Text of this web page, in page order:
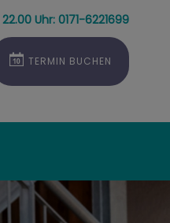
Uhr: 0171-6221699
TERMIN BUCHEN